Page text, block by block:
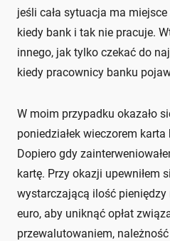
jeśli cała sytuacja ma
kiedy bank i tak nie pracuje.
innego, jak tylko czekać do
kiedy pracownicy banku
W moim przypadku okazało
poniedziałek wieczorem karta
Dopiero gdy
kartę. Przy okazji upewniłem
wystarczającą ilość
euro, aby uniknąć opłat
przewalutowaniem,